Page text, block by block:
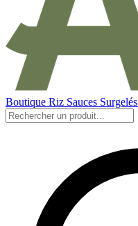
Boutique Riz Sauces Surgelés